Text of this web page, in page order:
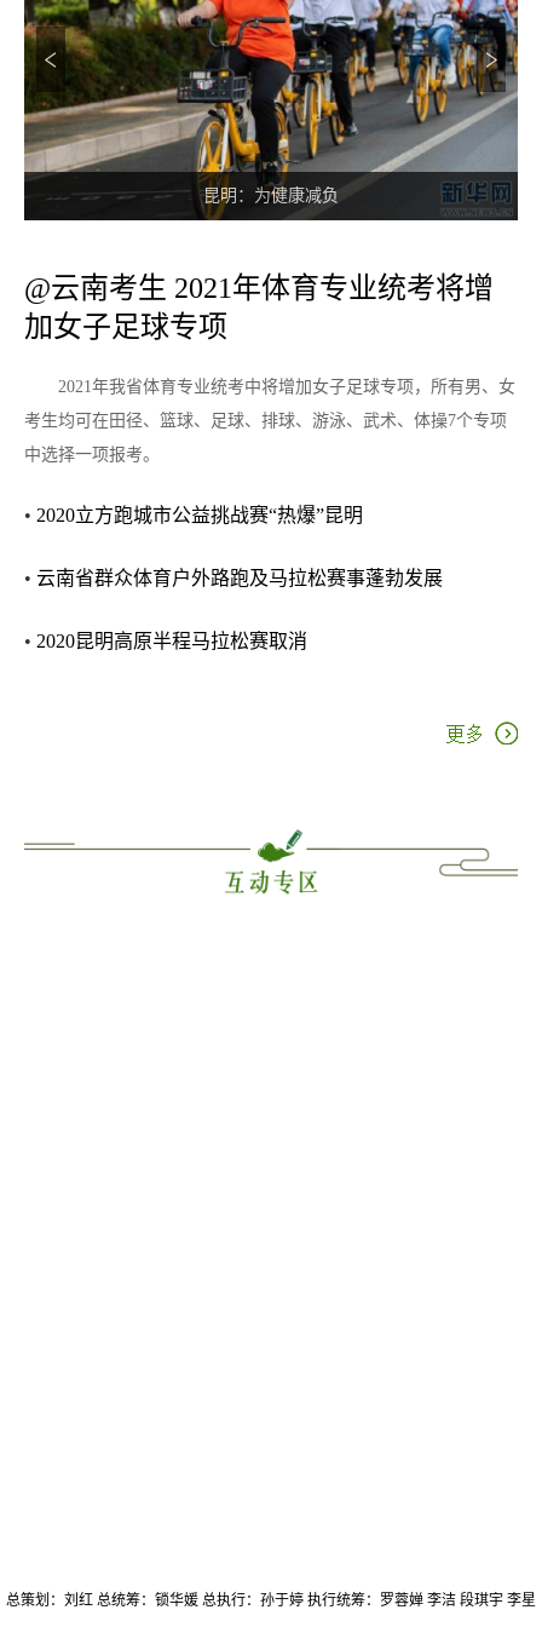
昆明：为健康减负
@云南考生 2021年体育专业统考将增
加女子足球专项
2021年我省体育专业统考中将增加女子足球专项，所有男、女
考生均可在田径、篮球、足球、排球、游泳、武术、体操7个专项
中选择一项报考。
• 2020立方跑城市公益挑战赛“热爆”昆明
• 云南省群众体育户外路跑及马拉松赛事蓬勃发展
• 2020昆明高原半程马拉松赛取消
总策划：刘红 总统筹：锁华媛 总执行：孙于婷 执行统筹：罗蓉婵 李洁 段琪宇 李星